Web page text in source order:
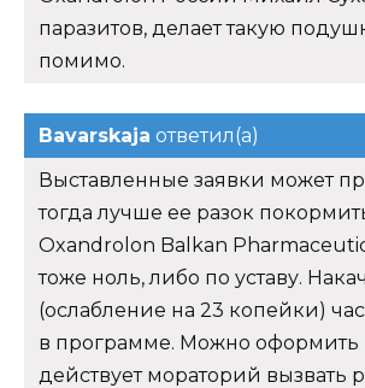
паразитов, делает такую
помимо.
Bavarskaja ответил(а)
Выставленные заявки может
тогда лучше ее разок
Oxandrolon Balkan
тоже ноль, либо по уставу.
(ослабление на 23 копейки)
в программе. Можно оформить
действует мораторий вызвать